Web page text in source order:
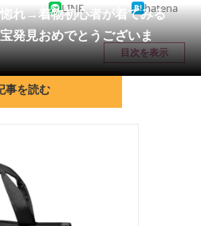
来
れ→着物初心者が着てみる
見おめでとうございま
LINE hatena
目次を表示
事を読む